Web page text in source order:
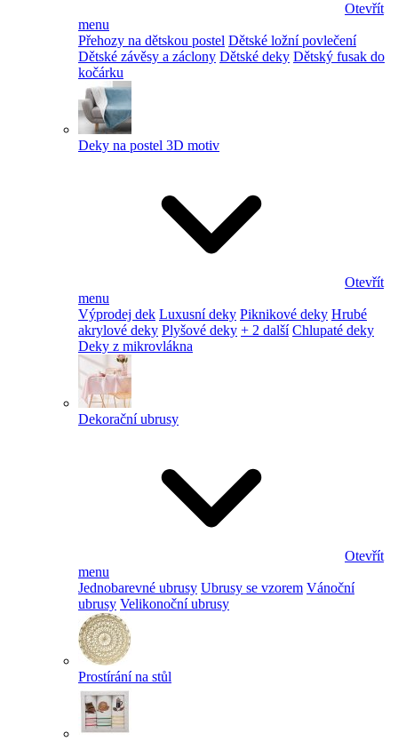
Otevřít
menu
Přehozy na dětskou postel Dětské ložní povlečení
Dětské závěsy a záclony Dětské deky Dětský fusak do
kočárku
Deky na postel 3D motiv
Otevřít
menu
Výprodej dek Luxusní deky Piknikové deky Hrubé
akrylové deky Plyšové deky + 2 další Chlupaté deky
Deky z mikrovlákna
Dekorační ubrusy
Otevřít
menu
Jednobarevné ubrusy Ubrusy se vzorem Vánoční
ubrusy Velikonoční ubrusy
Prostírání na stůl